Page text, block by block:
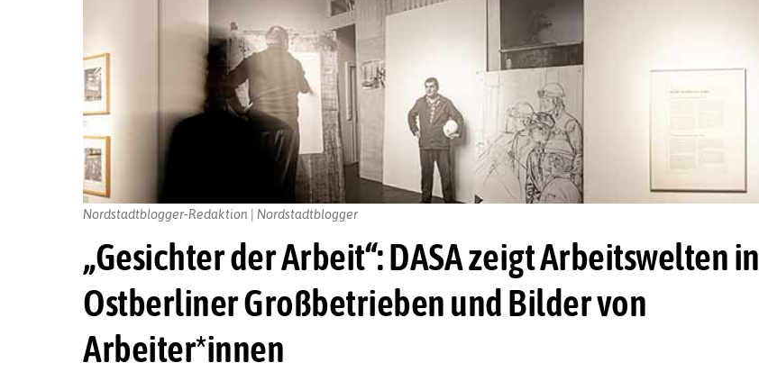
„Gesichter der Arbeit“: DASA zeigt Arbeitswelten in
Ostberliner Großbetrieben und Bilder von
Arbeiter*innen
Nordstadtblogger-Redaktion | Nordstadtblogger